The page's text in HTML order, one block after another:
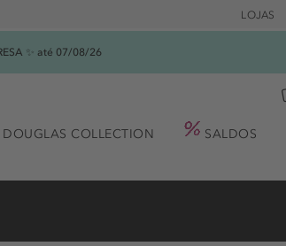
LOJAS
✨ até 07/08/26
DOUGLAS COLLECTION SALDOS